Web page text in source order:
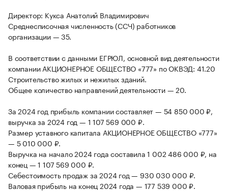
Директор: Кукса Анатолий Владимирович
Среднесписочная численность (ССЧ) работников
организации — 35.
В соответствии с данными ЕГРЮЛ, основной вид деятельности
компании АКЦИОНЕРНОЕ ОБЩЕСТВО «777» по ОКВЭД: 41.20
Строительство жилых и нежилых зданий.
Общее количество направлений деятельности — 20.
За 2024 год прибыль компании составляет — 54 850 000 ₽,
выручка за 2024 год — 1 107 569 000 ₽.
Размер уставного капитала АКЦИОНЕРНОЕ ОБЩЕСТВО «777»
— 5 010 000 ₽.
Выручка на начало 2024 года составила 1 002 486 000 ₽, на
конец — 1 107 569 000 ₽.
Себестоимость продаж за 2024 год — 930 030 000 ₽.
Валовая прибыль на конец 2024 года — 177 539 000 ₽.